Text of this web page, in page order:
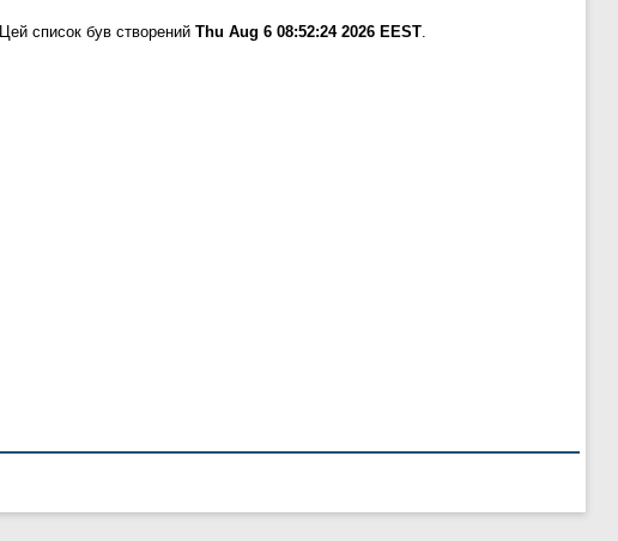
Цей список був створений Thu Aug 6 08:52:24 2026 EEST.